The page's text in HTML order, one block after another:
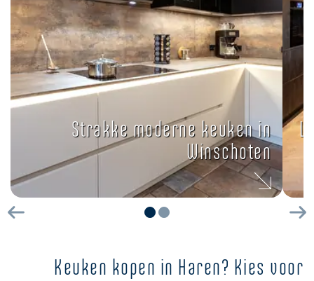
Strakke moderne keuken in
Winschoten
Keuken kopen in Haren? Kies voor